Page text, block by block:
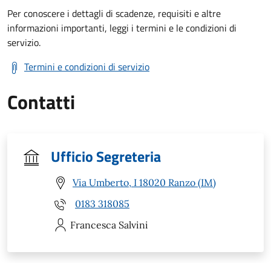
Per conoscere i dettagli di scadenze, requisiti e altre
informazioni importanti, leggi i termini e le condizioni di
servizio.
Termini e condizioni di servizio
Contatti
Ufficio Segreteria
Via Umberto, I 18020 Ranzo (IM)
0183 318085
Francesca Salvini